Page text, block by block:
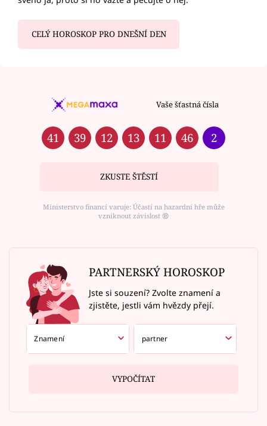
CELÝ HOROSKOP PRO DNEŠNÍ DEN
Vaše šťastná čísla
41 39 12 13 11 46 2
ZKUSTE ŠTĚSTÍ
Ministerstvo financí varuje: Účastí na hazardní hře může
vzniknout závislost ⑱
PARTNERSKÝ HOROSKOP
Jste si souzení? Zvolte znamení a
zjistěte, jestli vám hvězdy přejí.
VYPOČÍTAT